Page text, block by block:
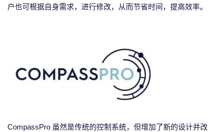
户也可根据自身需求，进行修改，从而节省时间，提高效率。
CompassPro 虽然是传统的控制系统，但增加了新的设计并改